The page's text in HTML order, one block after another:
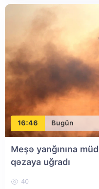
16:46 Bugün
Meşə yanğınına
qəzaya uğradı
40